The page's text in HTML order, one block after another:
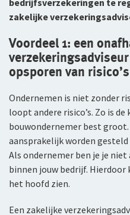
Anw-pensioen
Ongevallenverzekering
Voor jou als ondernemer
zelfstandig
Stages en afstuderen
Arbeidsvoorwaarden
Sollicitatieprocedure
Jaarverslag
zakelijke
Voordeel 1: een
opsporen van risico’s
Ondernemen is niet zonder
loopt andere risico’s. Zo is
bouwondernemer best
aansprakelijk worden
Als ondernemer ben je je
binnen jouw bedrijf. Hierdoor
het hoofd zien.
Een zakelijke